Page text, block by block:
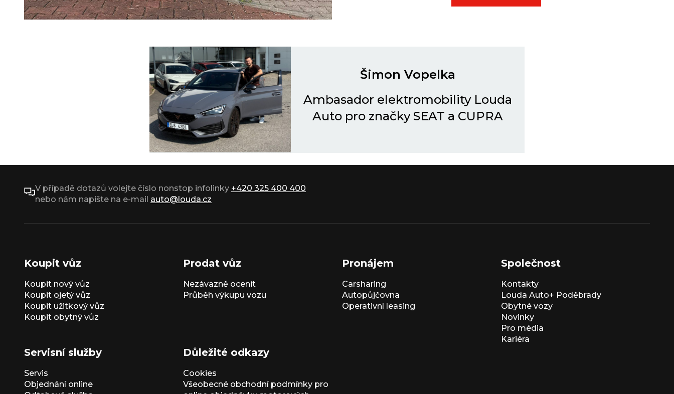
Šimon Vopelka
Ambasador elektromobility Louda
Auto pro značky SEAT a CUPRA
V případě dotazů volejte číslo nonstop infolinky +420 325 400 400
nebo nám napište na e-mail auto@louda.cz
Koupit vůz
Koupit nový vůz
Koupit ojetý vůz
Koupit užitkový vůz
Koupit obytný vůz
Prodat vůz
Nezávazně ocenit
Průběh výkupu vozu
Pronájem
Carsharing
Autopůjčovna
Operativní leasing
Společnost
Kontakty
Louda Auto+ Poděbrady
Obytné vozy
Novinky
Pro média
Kariéra
Servisní služby
Servis
Objednání online
Důležité odkazy
Cookies
Všeobecné obchodní podmínky pro